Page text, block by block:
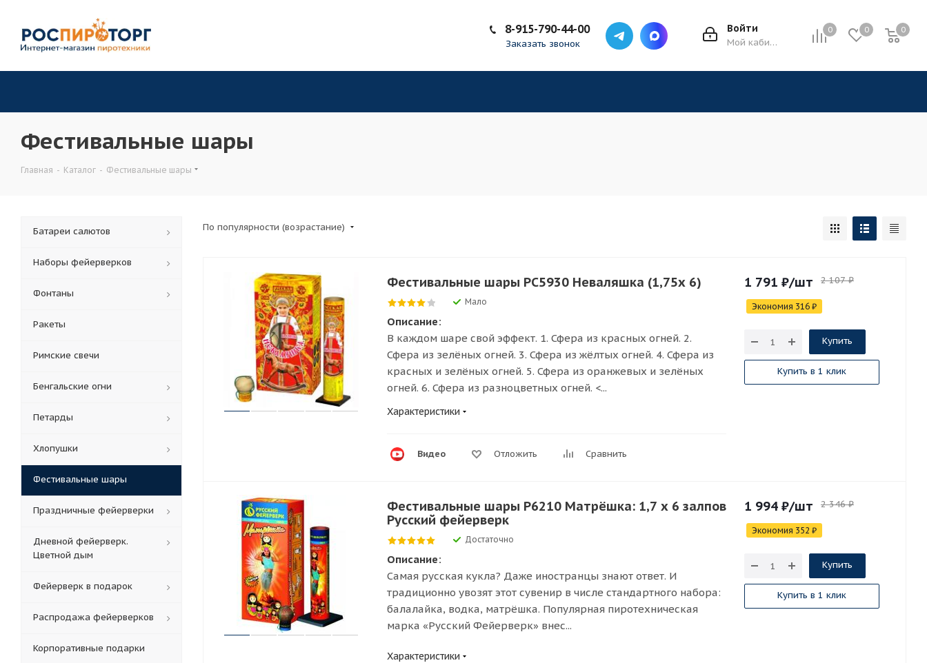
0 0 0
0
Войти
Мой кабинет
8-915-790-44-00
Заказать звонок
Фестивальные шары
Главная - Каталог - Фестивальные шары
По популярности (возрастание)
Фестивальные шары РС5930 Неваляшка (1,75x 6)
Мало
Описание:
В каждом шаре свой эффект. 1. Сфера из красных огней. 2.
Сфера из зелёных огней. 3. Сфера из жёлтых огней. 4. Сфера из
красных и зелёных огней. 5. Сфера из оранжевых и зелёных
огней. 6. Сфера из разноцветных огней. <...
Характеристики
Видео Отложить Сравнить
1 791 ₽/шт 2 107₽
Экономия 316 ₽
Купить
Купить в 1 клик
Фестивальные шары Р6210 Матрёшка: 1,7 х 6 залпов
Русский фейерверк
Достаточно
Описание:
Самая русская кукла? Даже иностранцы знают ответ. И
традиционно увозят этот сувенир в числе стандартного набора:
балалайка, водка, матрёшка. Популярная пиротехническая
марка «Русский Фейерверк» внес...
Характеристики
1 994 ₽/шт 2 346₽
Экономия 352 ₽
Купить
Купить в 1 клик
Батареи салютов
Наборы фейерверков
Фонтаны
Ракеты
Римские свечи
Бенгальские огни
Петарды
Хлопушки
Фестивальные шары
Праздничные фейерверки
Дневной фейерверк.
Цветной дым
Фейерверк в подарок
Распродажа фейерверков
Корпоративные подарки